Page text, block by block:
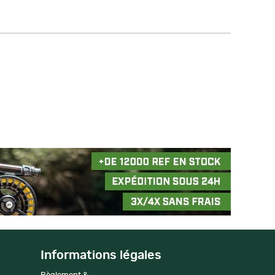
Informations légales